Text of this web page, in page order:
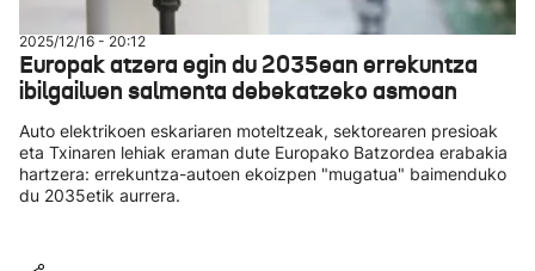
2025/12/16 - 20:12
Europak atzera egin du 2035ean errekuntza
ibilgailuen salmenta debekatzeko asmoan
Auto elektrikoen eskariaren moteltzeak, sektorearen presioak
eta Txinaren lehiak eraman dute Europako Batzordea erabakia
hartzera: errekuntza-autoen ekoizpen "mugatua" baimenduko
du 2035etik aurrera.